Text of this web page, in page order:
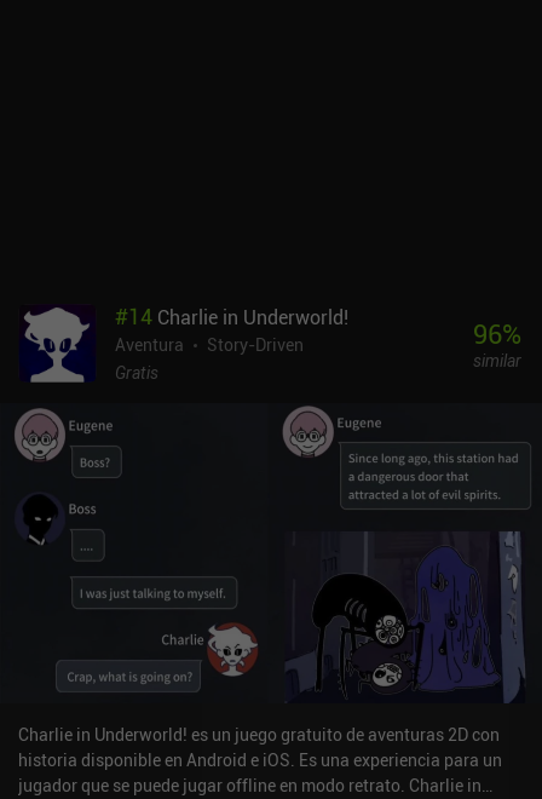
#14 Charlie in Underworld!
Aventura
Story-Driven
Gratis
96%
similar
Charlie in Underworld! es un juego gratuito de aventuras 2D con
historia disponible en Android e iOS. Es una experiencia para un
jugador que se puede jugar offline en modo retrato. Charlie in